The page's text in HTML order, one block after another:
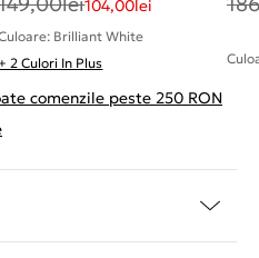
104,00lei
Brilliant White
+ 2 Culori In Plus
comenzile peste 250 RON